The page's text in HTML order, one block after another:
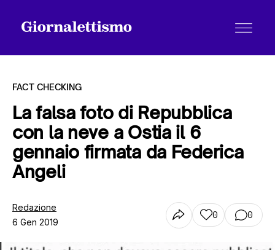
Tutti gli articoli
Chi siamo
FACT CHECKING
La falsa foto di Repubblica
con la neve a Ostia il 6
gennaio firmata da Federica
Angeli
Redazione
6 Gen 2019
0 0